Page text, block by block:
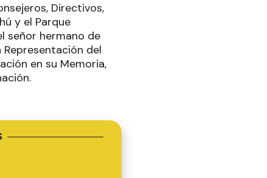
Directivos,
y el Parque
señor hermano de
del
en su Memoria,